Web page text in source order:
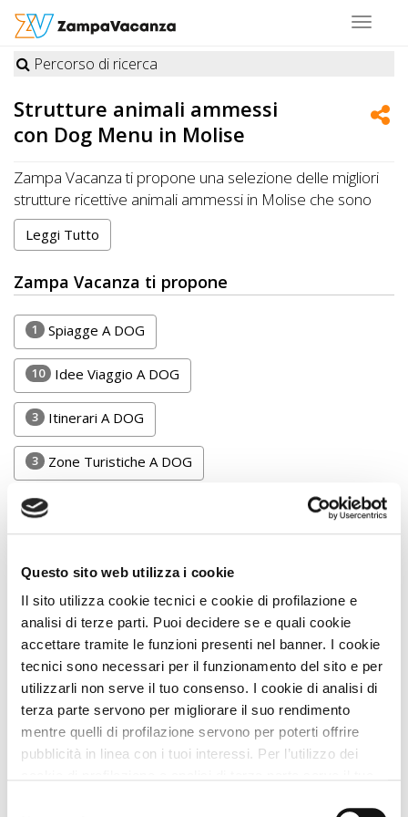
Questo sito web utilizza i cookie
Il sito utilizza cookie tecnici e cookie di profilazione e
analisi di terze parti. Puoi decidere se e quali cookie
accettare tramite le funzioni presenti nel banner. I cookie
tecnici sono necessari per il funzionamento del sito e per
utilizzarli non serve il tuo consenso. I cookie di analisi di
terza parte servono per migliorare il suo rendimento
mentre quelli di profilazione servono per poterti offrire
pubblicità in linea con i tuoi interessi. Per l’utilizzo dei
Toggle
STRUTTURE
A
DOG
LUOGHI
A
DOG
OFFERTE
A
DOG
INFO
A
DOG
CHIEDI
CODICE
SCONTO
Video
Percorso di ricerca
Strutture animali ammessi
con Dog Menu in Molise
Zampa Vacanza ti propone una selezione delle migliori
strutture ricettive animali ammessi in Molise che sono
particolarmente indicate per le vacanze con animali
offrendo anche Dog Menu
Leggi Tutto
Zampa Vacanza ti propone
1 Spiagge A DOG
10 Idee Viaggio A DOG
3 Itinerari A DOG
3 Zone Turistiche A DOG
0 Tutte le Strutture
Filtra
Reset filtro